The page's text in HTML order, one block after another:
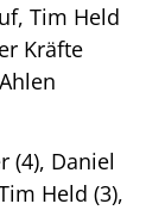
Tim Held
Kräfte
(4), Daniel
Held (3),